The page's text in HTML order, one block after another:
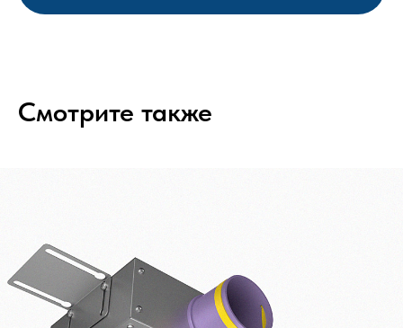
Смотрите также